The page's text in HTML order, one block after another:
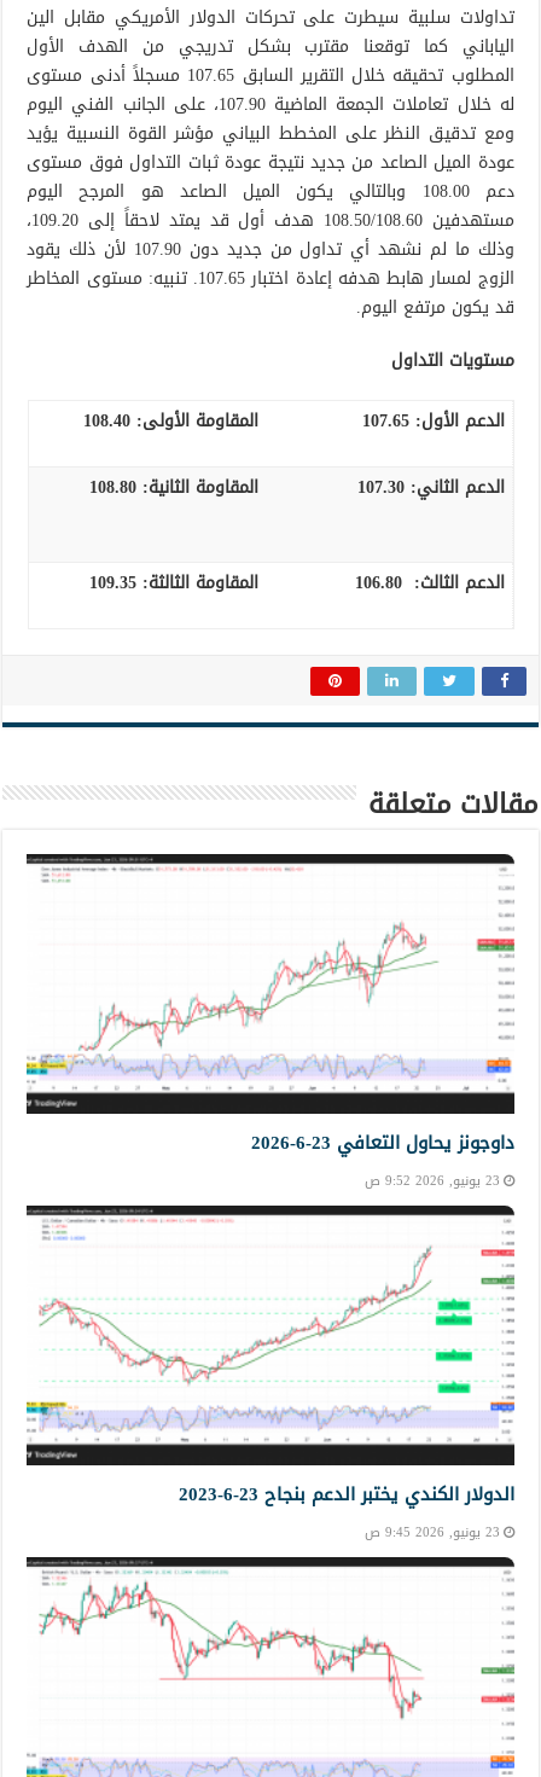
تداولات سلبية سيطرت على تحركات الدولار الأمريكي مقابل الين
الياباني كما توقعنا مقترب بشكل تدريجي من الهدف الأول
المطلوب تحقيقه خلال التقرير السابق 107.65 مسجلاً أدنى مستوى
له خلال تعاملات الجمعة الماضية 107.90، على الجانب الفني اليوم
ومع تدقيق النظر على المخطط البياني مؤشر القوة النسبية يؤيد
عودة الميل الصاعد من جديد نتيجة عودة ثبات التداول فوق مستوى
دعم 108.00 وبالتالي يكون الميل الصاعد هو المرجح اليوم
مستهدفين 108.50/108.60 هدف أول قد يمتد لاحقاً إلى 109.20،
وذلك ما لم نشهد أي تداول من جديد دون 107.90 لأن ذلك يقود
الزوج لمسار هابط هدفه إعادة اختبار 107.65. تنبيه: مستوى المخاطر
قد يكون مرتفع اليوم.
مستويات التداول
الدعم الأول: 107.65 المقاومة الأولى: 108.40
الدعم الثاني: 107.30 المقاومة الثانية: 108.80
الدعم الثالث:
106.80 المقاومة الثالثة: 109.35
مقالات متعلقة
داوجونز يحاول التعافي 23-6-2026
23 يونيو, 2026 9:52 ص
الدولار الكندي يختبر الدعم بنجاح 23-6-2023
23 يونيو, 2026 9:45 ص